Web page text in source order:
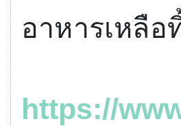
อาหารเหลื
https://